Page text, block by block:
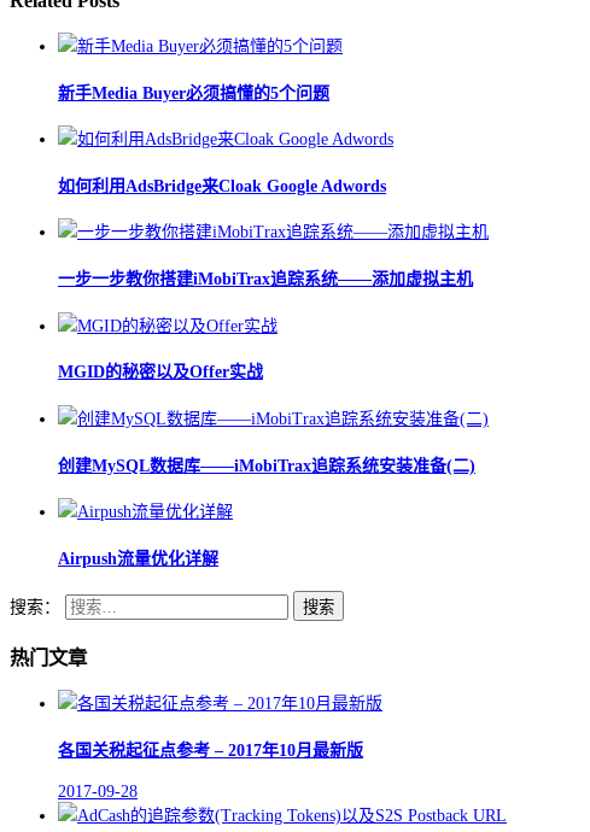
新手Media Buyer必须搞懂的5个问题
如何利用AdsBridge来Cloak Google Adwords
一步一步教你搭建iMobiTrax追踪系统——添加虚拟主机
MGID的秘密以及Offer实战
创建MySQL数据库——iMobiTrax追踪系统安装准备(二)
Airpush流量优化详解
搜索：
热门文章
各国关税起征点参考 – 2017年10月最新版
2017-09-28